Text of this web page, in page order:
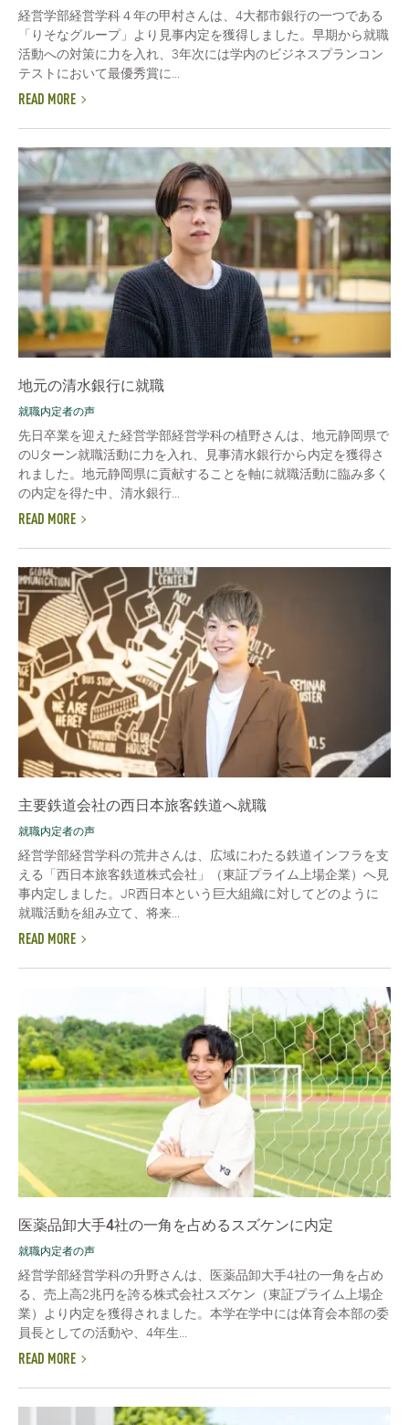
経営学部経営学科４年の甲村さんは、4大都市銀行の一つである
「りそなグループ」より見事内定を獲得しました。早期から就職
活動への対策に力を入れ、3年次には学内のビジネスプランコン
テストにおいて最優秀賞に...
READ MORE
地元の清水銀行に就職
就職内定者の声
先日卒業を迎えた経営学部経営学科の植野さんは、地元静岡県で
のUターン就職活動に力を入れ、見事清水銀行から内定を獲得さ
れました。地元静岡県に貢献することを軸に就職活動に臨み多く
の内定を得た中、清水銀行...
READ MORE
主要鉄道会社の西日本旅客鉄道へ就職
就職内定者の声
経営学部経営学科の荒井さんは、広域にわたる鉄道インフラを支
える「西日本旅客鉄道株式会社」（東証プライム上場企業）へ見
事内定しました。JR西日本という巨大組織に対してどのように
就職活動を組み立て、将来...
READ MORE
医薬品卸大手4社の一角を占めるスズケンに内定
就職内定者の声
経営学部経営学科の升野さんは、医薬品卸大手4社の一角を占め
る、売上高2兆円を誇る株式会社スズケン（東証プライム上場企
業）より内定を獲得されました。本学在学中には体育会本部の委
員長としての活動や、4年生...
READ MORE